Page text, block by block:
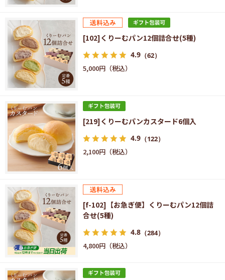
[102]くりーむパン12個詰合せ(5種)
4.9 （62）
5,000円
[219]くりーむパンカスタード6個入
4.9 （122）
2,100円
[f-102]【お急ぎ便】くりーむパン12個詰
合せ(5種)
4.8 （284）
4,800円